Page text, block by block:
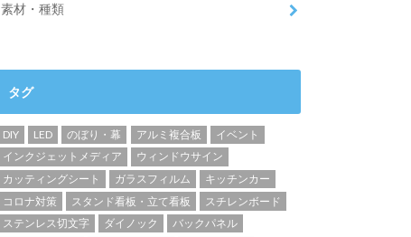
素材・種類
タグ
DIY LED のぼり・幕 アルミ複合板
イベント
インクジェットメディア
ウィンドウサイン
カッティングシート
ガラスフィルム
キッチンカー
コロナ対策
スタンド看板・立て看板
スチレンボード
ステンレス切文字
ダイノック
バックパネル